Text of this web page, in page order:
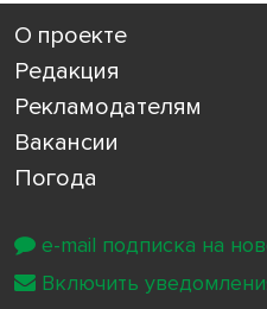
О проекте
Редакция
Рекламодателям
Вакансии
Погода
e-mail подписка на
Включить